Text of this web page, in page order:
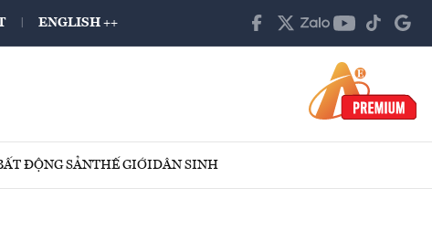
ENGLISH ++
ĐỘNG SẢNTHẾ GIỚIDÂN SINH